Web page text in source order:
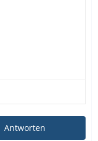
Antworten